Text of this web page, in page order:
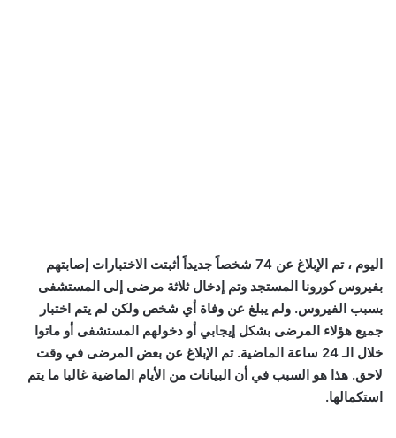
اليوم ، تم الإبلاغ عن 74 شخصاً جديداً أثبتت الاختبارات إصابتهم
بفيروس كورونا المستجد وتم إدخال ثلاثة مرضى إلى المستشفى
بسبب الفيروس. ولم يبلغ عن وفاة أي شخص ولكن لم يتم اختبار
جميع هؤلاء المرضى بشكل إيجابي أو دخولهم المستشفى أو ماتوا
خلال الـ 24 ساعة الماضية. تم الإبلاغ عن بعض المرضى في وقت
لاحق. هذا هو السبب في أن البيانات من الأيام الماضية غالبا ما يتم
استكمالها.